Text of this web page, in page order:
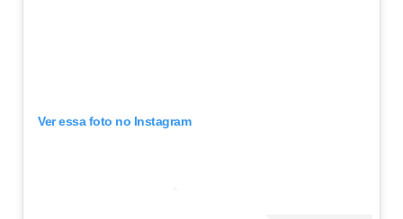
Ver essa foto no Instagram